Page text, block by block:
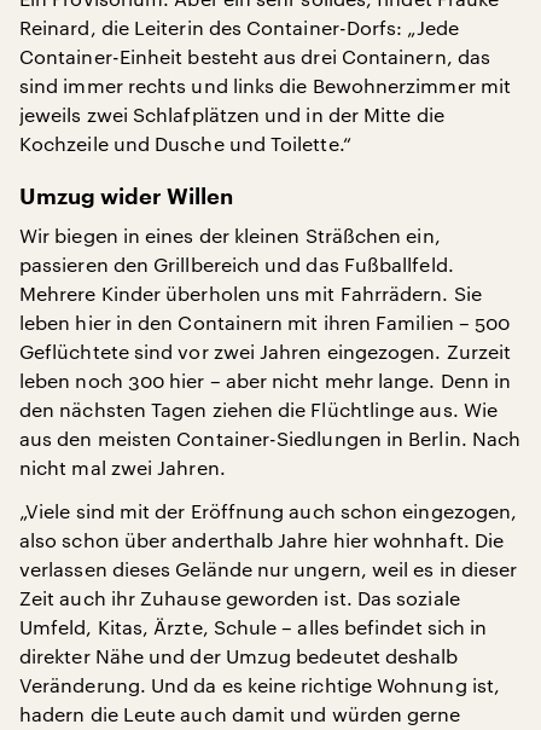
Reinard, die Leiterin des Container-Dorfs: „Jede
Container-Einheit besteht aus drei Containern, das
sind immer rechts und links die Bewohnerzimmer mit
jeweils zwei Schlafplätzen und in der Mitte die
Kochzeile und Dusche und Toilette.“
Umzug wider Willen
Wir biegen in eines der kleinen Sträßchen ein,
passieren den Grillbereich und das Fußballfeld.
Mehrere Kinder überholen uns mit Fahrrädern. Sie
leben hier in den Containern mit ihren Familien – 500
Geflüchtete sind vor zwei Jahren eingezogen. Zurzeit
leben noch 300 hier – aber nicht mehr lange. Denn in
den nächsten Tagen ziehen die Flüchtlinge aus. Wie
aus den meisten Container-Siedlungen in Berlin. Nach
nicht mal zwei Jahren.
„Viele sind mit der Eröffnung auch schon eingezogen,
also schon über anderthalb Jahre hier wohnhaft. Die
verlassen dieses Gelände nur ungern, weil es in dieser
Zeit auch ihr Zuhause geworden ist. Das soziale
Umfeld, Kitas, Ärzte, Schule – alles befindet sich in
direkter Nähe und der Umzug bedeutet deshalb
Veränderung. Und da es keine richtige Wohnung ist,
hadern die Leute auch damit und würden gerne